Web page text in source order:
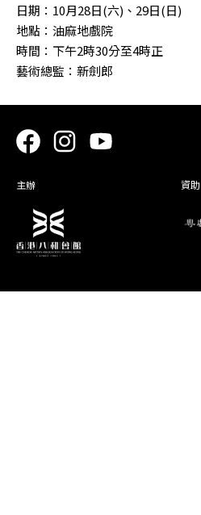
演期二 小冊子
日期：10月28日(六)、29日(日)
地點：油麻地戲院
時間：下午2時30分至4時正
藝術總監：新劍郎
主辦 資助